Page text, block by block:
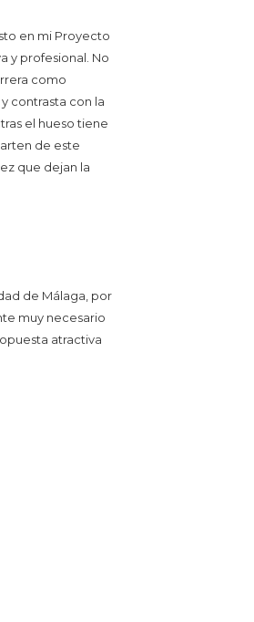
en mi Proyecto
y profesional. No
como
y contrasta con la
el hueso tiene
de este
que dejan la
de Málaga, por
muy necesario
atractiva